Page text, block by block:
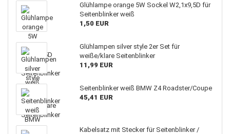
Glühlampe orange 5W Sockel W2,1x9,5D für
Seitenblinker weiß
1,50 EUR
Glühlampen silver style 2er Set für
weiße/klare Seitenblinker
11,99 EUR
Seitenblinker weiß BMW Z4 Roadster/Coupe
45,41 EUR
Kabelsatz mit Stecker für Seitenblinker /